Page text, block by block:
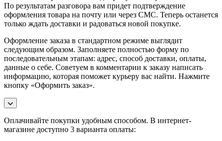
По результатам разговора вам придет подтверждение
оформления товара на почту или через СМС. Теперь останется
только ждать доставки и радоваться новой покупке.
Оформление заказа в стандартном режиме выглядит
следующим образом. Заполняете полностью форму по
последовательным этапам: адрес, способ доставки, оплаты,
данные о себе. Советуем в комментарии к заказу написать
информацию, которая поможет курьеру вас найти. Нажмите
кнопку «Оформить заказ».
Оплачивайте покупки удобным способом. В интернет-
магазине доступно 3 варианта оплаты: